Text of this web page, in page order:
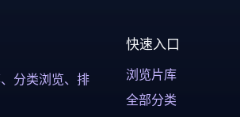
分类浏览、排
快速入口
浏览片库
全部分类